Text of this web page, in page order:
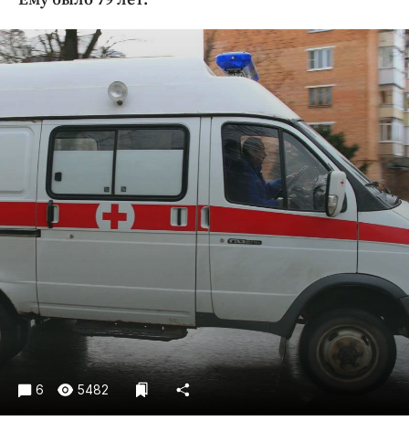
Культура
Недвижимость и ЖКХ
Образование
Общество
Погода
Праздники
Происшествия
Спорт
Блоги
Издания
Медиаперсона
Интересное чтиво
6 5482